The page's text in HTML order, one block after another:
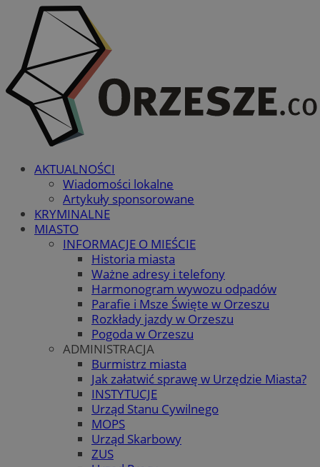
AKTUALNOŚCI
Wiadomości lokalne
Artykuły sponsorowane
KRYMINALNE
MIASTO
INFORMACJE O MIEŚCIE
Historia miasta
Ważne adresy i telefony
Harmonogram wywozu odpadów
Parafie i Msze Święte w Orzeszu
Rozkłady jazdy w Orzeszu
Pogoda w Orzeszu
ADMINISTRACJA
Burmistrz miasta
Jak załatwić sprawę w Urzędzie Miasta?
INSTYTUCJE
Urząd Stanu Cywilnego
MOPS
Urząd Skarbowy
ZUS